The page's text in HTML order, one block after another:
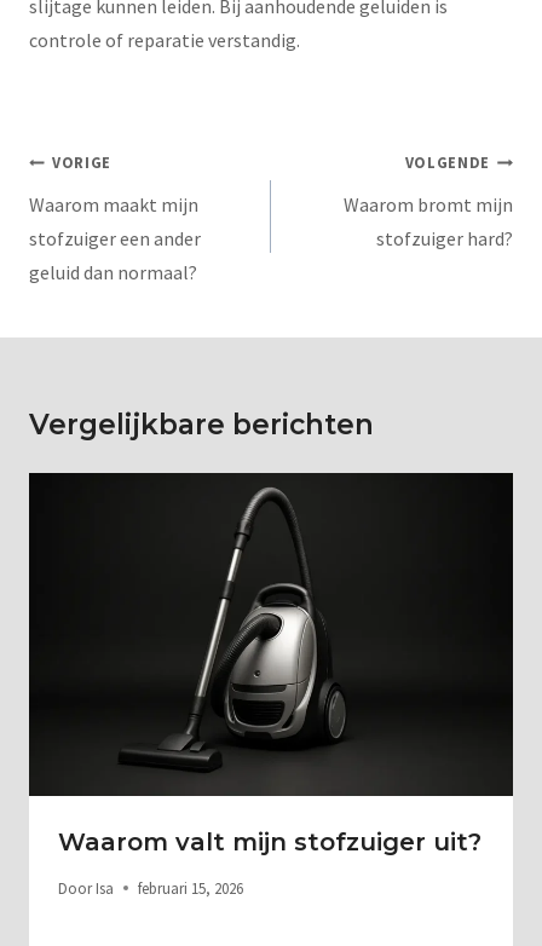
slijtage kunnen leiden. Bij aanhoudende geluiden is
controle of reparatie verstandig.
VORIGE
Waarom maakt mijn
stofzuiger een ander
geluid dan normaal?
VOLGENDE
Waarom bromt mijn
stofzuiger hard?
Vergelijkbare berichten
Waarom valt mijn stofzuiger uit?
Door Isa februari 15, 2026